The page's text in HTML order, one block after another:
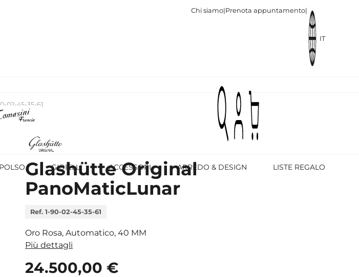
Chi siamo|Prenota appuntamento|
IT
GIOIELLI ACCESSORI ARREDO & DESIGN LISTE REGALO
02-45-35-61
Glashütte Original
PanoMaticLunar
Ref. 1-90-02-45-35-61
Oro Rosa, Automatico, 40 MM
Più dettagli
24.500,00 €